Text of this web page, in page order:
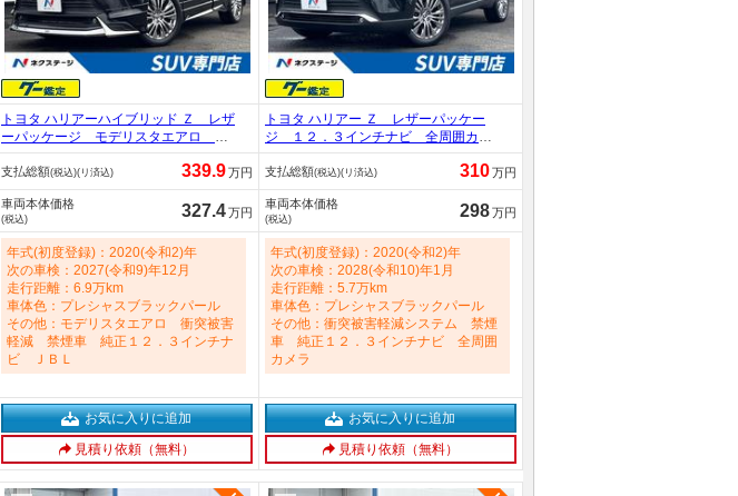
トヨタ ハリアーハイブリッド Ｚ レザ
ーパッケージ モデリスタエアロ １
２．３インチナビ 全周囲カメラ 黒
内装 ＪＢＬサウンド 黒革シート／
ベンチレーション／シートヒーター
デジタルミラー ステアリングヒータ
ー ＢＳＭ ヘッドアップディスプレ
イ 禁煙車 2500cc
トヨタ ハリアー Ｚ レザーパッケー
ジ １２．３インチナビ 全周囲カメ
ラ ブラウン内装 ＪＢＬサウンド
黒革シート／ベンチレーション／シー
トヒーター デジタルミラー ステア
リングヒーター ハンズフリーパワー
バックドア 寒冷地仕様 禁煙車 200
0cc
支払総額(税込)(リ済込) 339.9万円 支払総額(税込)(リ済込) 310万円
車両本体価格
(税込) 327.4万円
車両本体価格
(税込) 298万円
年式(初度登録)：2020(令和2)年
次の車検：2027(令和9)年12月
走行距離：6.9万km
車体色：プレシャスブラックパール
その他：モデリスタエアロ 衝突被害
軽減 禁煙車 純正１２．３インチナ
ビ ＪＢＬ
年式(初度登録)：2020(令和2)年
次の車検：2028(令和10)年1月
走行距離：5.7万km
車体色：プレシャスブラックパール
その他：衝突被害軽減システム 禁煙
車 純正１２．３インチナビ 全周囲
カメラ
お気に入りに追加
見積り依頼（無料）
お気に入りに追加
見積り依頼（無料）